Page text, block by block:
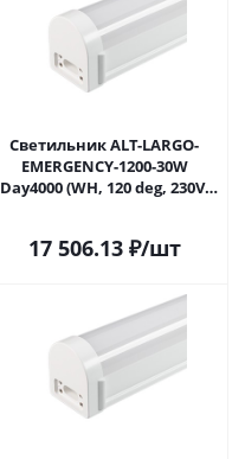
Светильник ALT-LARGO-
EMERGENCY-1200-30W
Day4000 (WH, 120 deg, 230V)
17 506.13₽/шт